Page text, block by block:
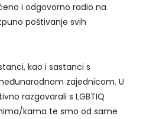
i odgovorno radio na
poštivanje svih
kao i sastanci s
zajednicom. U
razgovarali s LGBTIQ
kama te smo od same